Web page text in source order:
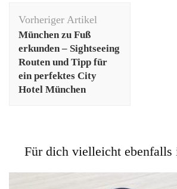
Vorheriger Artikel
München zu Fuß
erkunden – Sightseeing
Routen und Tipp für
ein perfektes City
Hotel München
Für dich vielleicht ebenfalls